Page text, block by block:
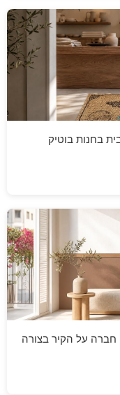
בחנות בוטיק
חברה על הקיר בצורה